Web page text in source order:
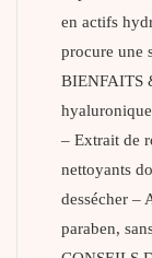
en actifs
procure une
BIENFAITS
– Extrait de
nettoyants
dessécher –
paraben,